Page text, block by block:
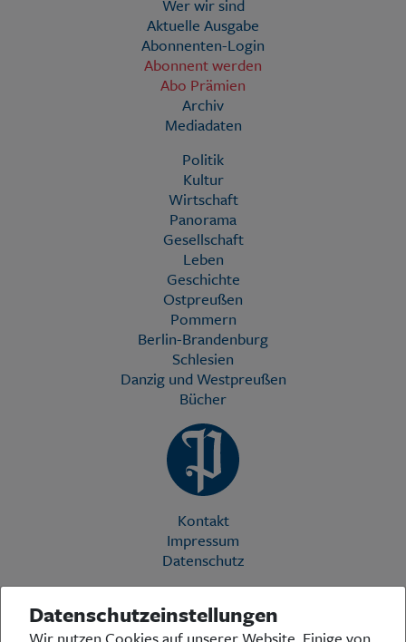
Wer wir sind
Aktuelle Ausgabe
Abonnenten-Login
Abonnent werden
Abo Prämien
Archiv
Mediadaten
Politik
Kultur
Wirtschaft
Panorama
Gesellschaft
Leben
Geschichte
Ostpreußen
Pommern
Berlin-Brandenburg
Schlesien
Danzig und Westpreußen
Bücher
Kontakt
Impressum
Datenschutz
Die Preußische Allgemeine Zeitung (PAZ) ist eine einzigartige Stimme
Datenschutzeinstellungen